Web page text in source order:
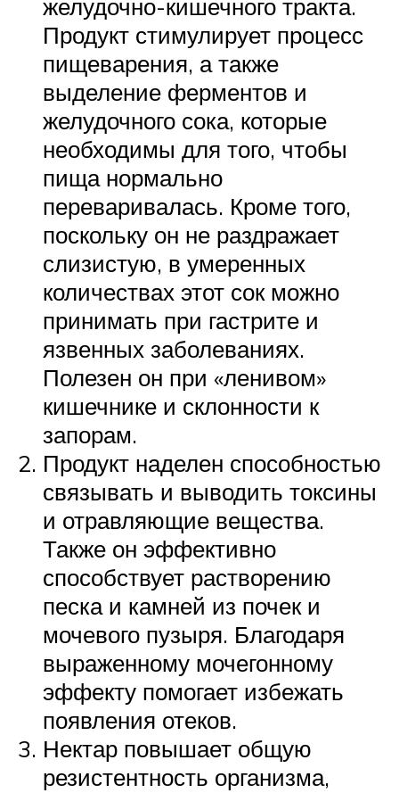
желудочно-кишечного тракта.
Продукт стимулирует процесс
пищеварения, а также
выделение ферментов и
желудочного сока, которые
необходимы для того, чтобы
пища нормально
переваривалась. Кроме того,
поскольку он не раздражает
слизистую, в умеренных
количествах этот сок можно
принимать при гастрите и
язвенных заболеваниях.
Полезен он при «ленивом»
кишечнике и склонности к
запорам.
Продукт наделен способностью
связывать и выводить токсины
и отравляющие вещества.
Также он эффективно
способствует растворению
песка и камней из почек и
мочевого пузыря. Благодаря
выраженному мочегонному
эффекту помогает избежать
появления отеков.
Нектар повышает общую
резистентность организма,